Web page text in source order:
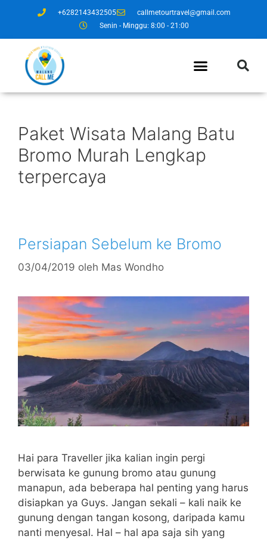
+6282143432505
callmetourtravel@gmail.com
Senin - Minggu: 8:00 - 21:00
Paket Wisata Malang Batu
Bromo Murah Lengkap
terpercaya
Persiapan Sebelum ke Bromo
03/04/2019 oleh Mas Wondho
Hai para Traveller jika kalian ingin pergi
berwisata ke gunung bromo atau gunung
manapun, ada beberapa hal penting yang harus
disiapkan ya Guys. Jangan sekali – kali naik ke
gunung dengan tangan kosong, daripada kamu
nanti menyesal. Hal – hal apa saja sih yang